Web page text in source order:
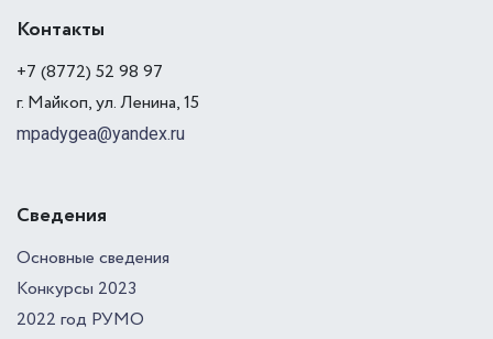
Контакты
+7 (8772) 52 98 97
г. Майкоп, ул. Ленина, 15
mpadygea@yandex.ru
Сведения
Основные сведения
Конкурсы 2023
2022 год РУМО